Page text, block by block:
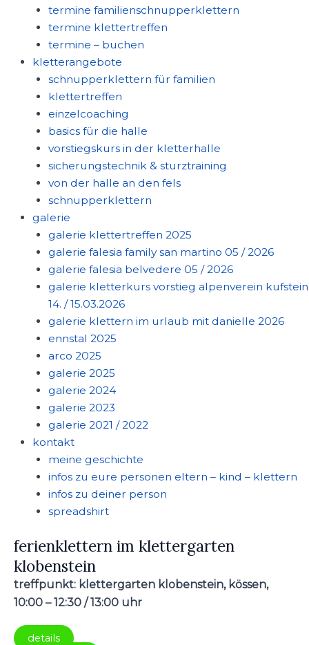
termine familienschnupperklettern
termine klettertreffen
termine – buchen
kletterangebote
schnupperklettern für familien
klettertreffen
einzelcoaching
basics für die halle
vorstiegskurs in der kletterhalle
sicherungstechnik & sturztraining
von der halle an den fels
schnupperklettern
galerie
galerie klettertreffen 2025
galerie falesia family san martino 05 / 2026
galerie falesia belvedere 05 / 2026
galerie kletterkurs vorstieg alpenverein kufstein
14. / 15.03.2026
galerie klettern im urlaub mit danielle 2026
ennstal 2025
arco 2025
galerie 2025
galerie 2024
galerie 2023
galerie 2021 / 2022
kontakt
meine geschichte
infos zu eure personen eltern – kind – klettern
infos zu deiner person
spreadshirt
ferienklettern im klettergarten
klobenstein
treffpunkt: klettergarten klobenstein, kössen,
10:00 – 12:30 / 13:00 uhr
details